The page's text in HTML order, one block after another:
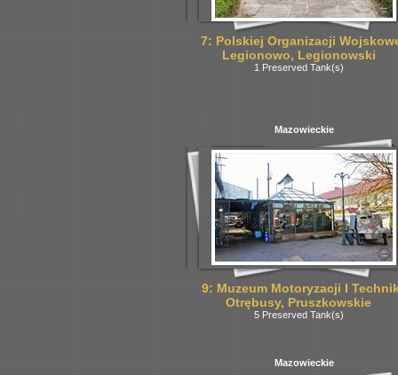
7: Polskiej Organizacji
Legionowo, Legionowski
1 Preserved Tank(s)
Mazowieckie
9: Muzeum Motoryzacji I
Otrębusy, Pruszkowskie
5 Preserved Tank(s)
Mazowieckie